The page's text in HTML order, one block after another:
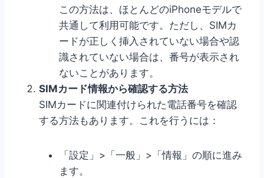
この方法は、ほとんどのiPhoneモデルで
共通して利用可能です。ただし、SIMカ
ードが正しく挿入されていない場合や認
識されていない場合は、番号が表示され
ないことがあります。
SIMカード情報から確認する方法
SIMカードに関連付けられた電話番号を確認
する方法もあります。これを行うには：
「設定」>「一般」>「情報」の順に進み
ます。